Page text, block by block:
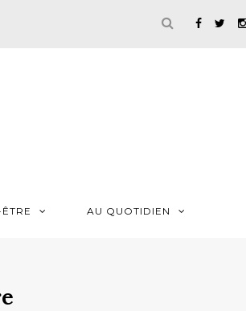
AU QUOTIDIEN